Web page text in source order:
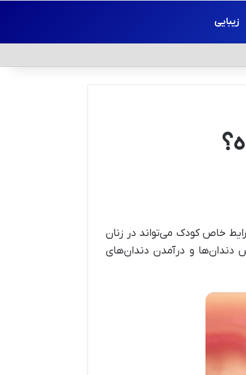
زیبایی
خاص کودک می‌تواند در زنان
دندان‌ها و درآمدن دندان‌های